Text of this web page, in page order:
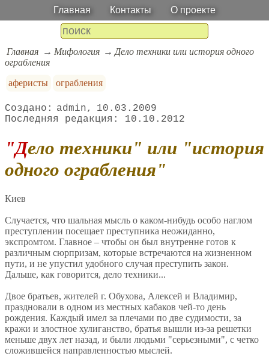
Главная Контакты О проекте
Главная Мифология
Дело техники или история одного
ограбления
аферисты
ограбления
admin
10.03.2009
10.10.2012
"Дело техники" или "история
одного ограбления"
Киев
Случается, что шальная мысль о каком-нибудь особо наглом
преступлении посещает преступника неожиданно,
экспромтом. Главное – чтобы он был внутренне готов к
различным сюрпризам, которые встречаются на жизненном
пути, и не упустил удобного случая преступить закон.
Дальше, как говорится, дело техники...
Двое братьев, жителей г. Обухова, Алексей и Владимир,
праздновали в одном из местных кабаков чей-то день
рождения. Каждый имел за плечами по две судимости, за
кражи и злостное хулиганство, братья вышли из-за решетки
меньше двух лет назад, и были людьми "серьезными", с четко
сложившейся направленностью мыслей.